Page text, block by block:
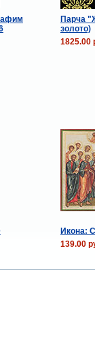
Парча
золото)
1825.00
Икона:
139.00